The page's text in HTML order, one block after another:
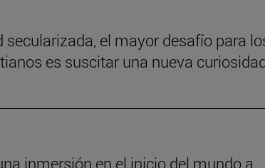
secularizada, el mayor desafío para
es suscitar una nueva
inmersión en el inicio del mundo a